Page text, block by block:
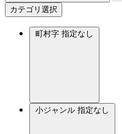
カテゴリ選択
町村字 指定なし
小ジャンル 指定なし